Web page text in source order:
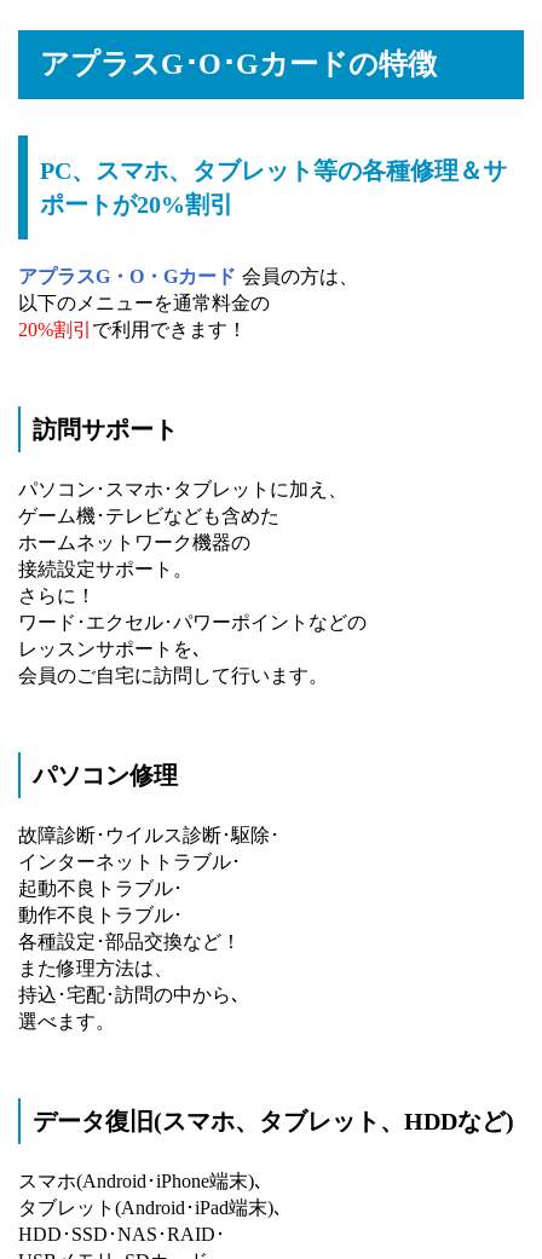
アプラスG･O･Gカードの特徴
PC、スマホ、タブレット等の各種修理＆サ
ポートが20%割引
アプラスG・O・Gカード 会員の方は、
以下のメニューを通常料金の
20%割引 で利用できます！
訪問サポート
パソコン･スマホ･タブレットに加え、
ゲーム機･テレビなども含めた
ホームネットワーク機器の
接続設定サポート。
さらに！
ワード･エクセル･パワーポイントなどの
レッスンサポートを､
会員のご自宅に訪問して行います。
パソコン修理
故障診断･ウイルス診断･駆除･
インターネットトラブル･
起動不良トラブル･
動作不良トラブル･
各種設定･部品交換など！
また修理方法は、
持込･宅配･訪問の中から､
選べます。
データ復旧(スマホ、タブレット、HDDなど)
スマホ(Android･iPhone端末)､
タブレット(Android･iPad端末)､
HDD･SSD･NAS･RAID･